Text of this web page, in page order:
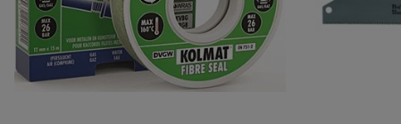
Samenvatting
Beoordeling